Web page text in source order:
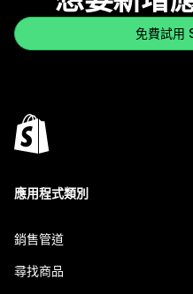
免費試用
應用程式類別
銷售管道
尋找商品